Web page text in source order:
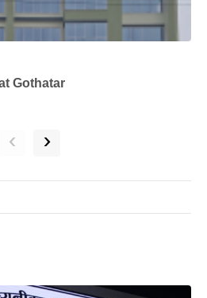
Gothatar
‹ ›